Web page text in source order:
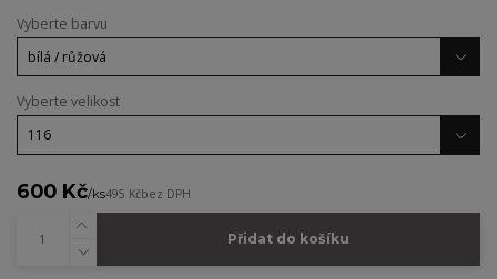
Vyberte barvu
Vyberte velikost
600 Kč/ks495 Kčbez DPH
Přidat do košíku